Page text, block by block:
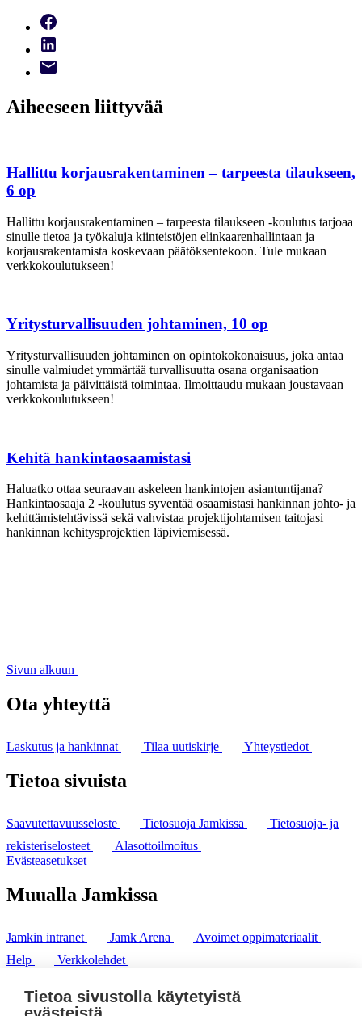
Aiheeseen liittyvää
Hallittu korjausrakentaminen – tarpeesta tilaukseen,
6 op
Hallittu korjausrakentaminen – tarpeesta tilaukseen -koulutus tarjoaa
sinulle tietoa ja työkaluja kiinteistöjen elinkaarenhallintaan ja
korjausrakentamista koskevaan päätöksentekoon. Tule mukaan
verkkokoulutukseen!
Yritysturvallisuuden johtaminen, 10 op
Yritysturvallisuuden johtaminen on opintokokonaisuus, joka antaa
sinulle valmiudet ymmärtää turvallisuutta osana organisaation
johtamista ja päivittäistä toimintaa. Ilmoittaudu mukaan joustavaan
verkkokoulutukseen!
Kehitä hankintaosaamistasi
Haluatko ottaa seuraavan askeleen hankintojen asiantuntijana?
Hankintaosaaja 2 -koulutus syventää osaamistasi hankinnan johto- ja
kehittämistehtävissä sekä vahvistaa projektijohtamisen taitojasi
hankinnan kehitysprojektien läpiviemisessä.
Sivun alkuun
Ota yhteyttä
Laskutus ja hankinnat Tilaa uutiskirje Yhteystiedot
Tietoa sivuista
Saavutettavuusseloste Tietosuoja Jamkissa
Tietosuoja- ja
rekisteriselosteet
Alasottoilmoitus
Evästeasetukset
Muualla Jamkissa
Jamkin intranet Jamk Arena
Avoimet oppimateriaalit
Help
Verkkolehdet
puh. +358 20 743 8100
fax. +358 14 449 9694
Tietoa sivustolla käytetyistä